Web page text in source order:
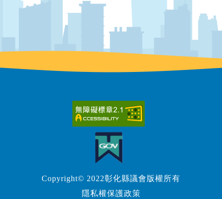
Copyright© 2022彰化縣議會版權所有
隱私權保護政策